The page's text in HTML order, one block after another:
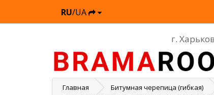
RU/UA
г.
Главная Битумная черепица (гибкая)